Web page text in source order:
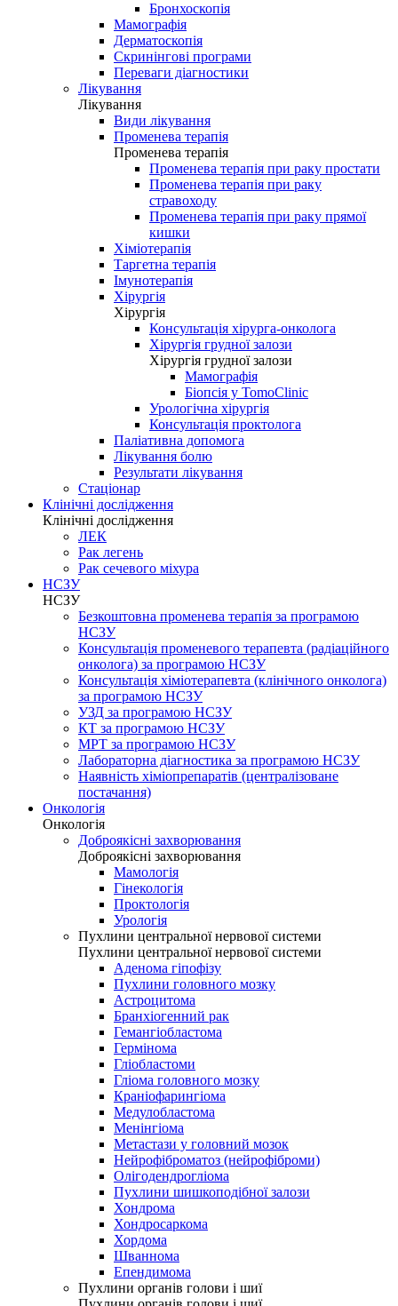
Бронхоскопія
Мамографія
Дерматоскопія
Скринінгові програми
Переваги діагностики
Лікування
Лікування
Види лікування
Променева терапія
Променева терапія
Променева терапія при раку простати
Променева терапія при раку
стравоходу
Променева терапія при раку прямої
кишки
Хіміотерапія
Таргетна терапія
Імунотерапія
Хірургія
Хірургія
Консультація хірурга-онколога
Хірургія грудної залози
Хірургія грудної залози
Мамографія
Біопсія у TomoClinic
Урологічна хірургія
Консультація проктолога
Паліативна допомога
Лікування болю
Результати лікування
Стаціонар
Клінічні дослідження
Клінічні дослідження
ЛЕК
Рак легень
Рак сечевого міхура
НСЗУ
НСЗУ
Безкоштовна променева терапія за програмою
НСЗУ
Консультація променевого терапевта (радіаційного
онколога) за програмою НСЗУ
Консультація хіміотерапевта (клінічного онколога)
за програмою НСЗУ
УЗД за програмою НСЗУ
КТ за програмою НСЗУ
МРТ за програмою НСЗУ
Лабораторна діагностика за програмою НСЗУ
Наявність хіміопрепаратів (централізоване
постачання)
Онкологія
Онкологія
Доброякісні захворювання
Доброякісні захворювання
Мамологія
Гінекологія
Проктологія
Урологія
Пухлини центральної нервової системи
Пухлини центральної нервової системи
Аденома гіпофізу
Пухлини головного мозку
Астроцитома
Бранхіогенний рак
Гемангіобластома
Гермінома
Гліобластоми
Гліома головного мозку
Краніофарингіома
Медулобластома
Менінгіома
Метастази у головний мозок
Нейрофіброматоз (нейрофіброми)
Олігодендрогліома
Пухлини шишкоподібної залози
Хондрома
Хондросаркома
Хордома
Шваннома
Епендимома
Пухлини органів голови і шиї